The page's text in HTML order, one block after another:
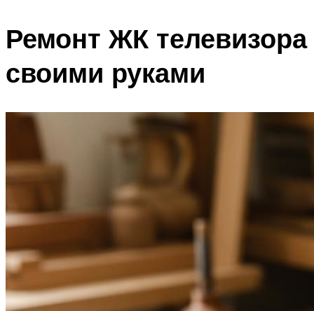
Ремонт ЖК телевизора
своими руками